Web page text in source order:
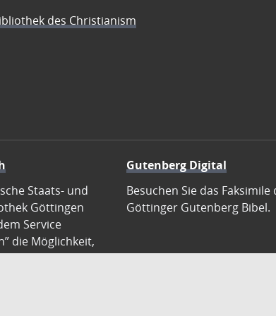
des Christianism
Staats- und
Göttingen
Service
die Möglichkeit,
die Digitalisierung
Gutenberg Digital
Besuchen Sie das Faksimile
Göttinger Gutenberg Bibel.